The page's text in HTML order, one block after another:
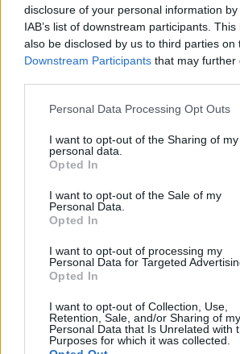
disclosure of your personal information
IAB’s list of downstream participants.
also be disclosed by us to third parties on
Downstream Participants that may further
Please note that this website/app uses
not limited to your visit or usage
grant or deny consent to Google and its
use your data for below specified
consent section.
Personal Data Processing Opt Outs
I want to opt-out of the Sharing of my
personal data.
Opted In
I want to opt-out of the Sale of my
Personal Data.
Opted In
I want to opt-out of processing my
Personal Data for Targeted
Opted In
I want to opt-out of Collection, Use,
Retention, Sale, and/or Sharing of my
Personal Data that Is Unrelated with
Purposes for which it was collected.
Profimedia
A nyárnak lassan a végéhez
idő valószínű még egy ideig velünk